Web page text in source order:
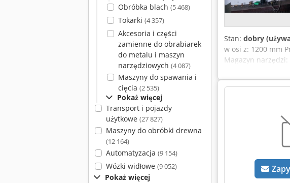
Obróbka blach (5 468)
Tokarki (4 357)
Akcesoria i części
zamienne do obrabiarek
do metalu i maszyn
narzędziowych (4 087)
Maszyny do spawania i
cięcia (2 535)
Pokaż więcej
Transport i pojazdy
użytkowe (27 827)
Maszyny do obróbki drewna
(12 164)
Automatyzacja (9 154)
Wózki widłowe (9 052)
Pokaż więcej
Stan: dobry
w osi z: 1200 mm
Magazyn
wzdłuż: 3860 mm
Aaeykvayjvsk
jest w dobrym